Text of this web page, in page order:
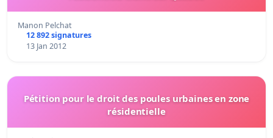
Manon Pelchat
12 892 signatures
13 Jan 2012
Pétition pour le droit des poules urbaines en zone
résidentielle